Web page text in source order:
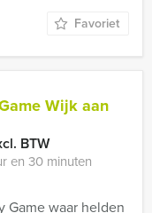
Favoriet
Wijk aan
BTW
en 30 minuten
Game waar helden